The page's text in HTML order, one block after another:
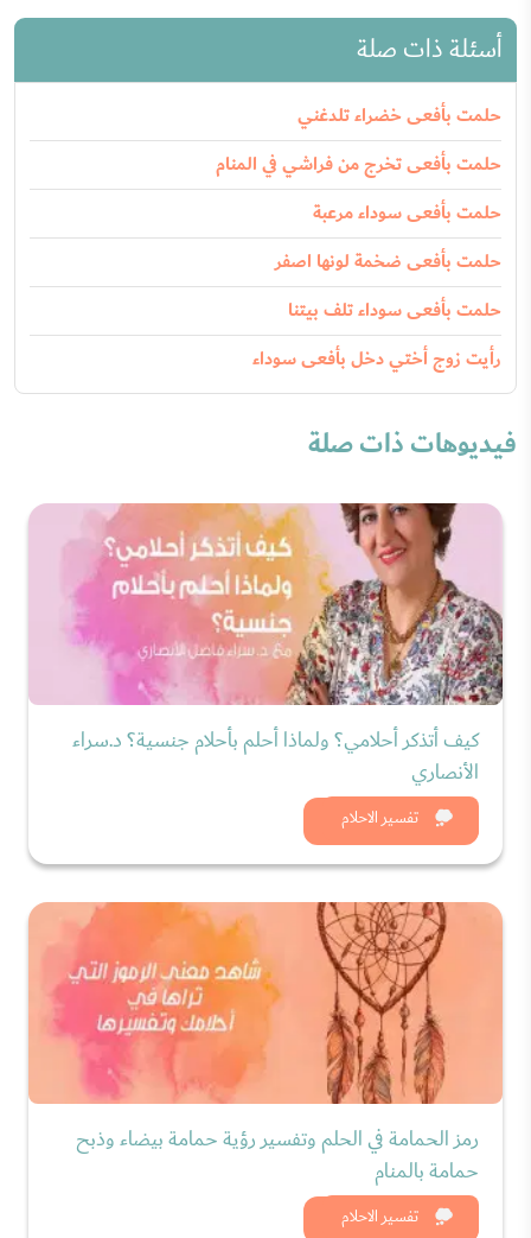
أسئلة ذات صلة
حلمت بأفعى خضراء تلدغني
حلمت بأفعى تخرج من فراشي في المنام
حلمت بأفعى سوداء مرعبة
حلمت بأفعى ضخمة لونها اصفر
حلمت بأفعى سوداء تلف بيتنا
رأيت زوج أختي دخل بأفعى سوداء
فيديوهات ذات صلة
تفسير الاحلام
كيف أتذكر أحلامي؟ ولماذا أحلم بأحلام جنسية؟ د.سراء
الأنصاري
شاهد الان
تفسير الاحلام
رمز الحمامة في الحلم وتفسير رؤية حمامة بيضاء وذبح
حمامة بالمنام
شاهد الان